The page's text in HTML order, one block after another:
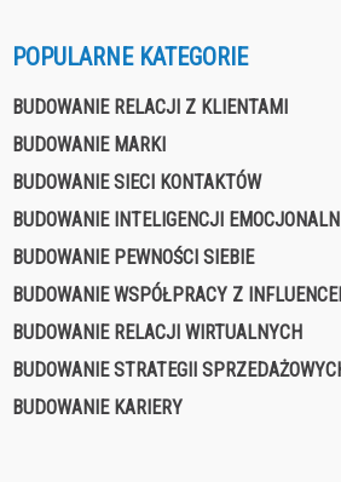
POPULARNE KATEGORIE
BUDOWANIE RELACJI Z KLIENTAMI
BUDOWANIE MARKI
BUDOWANIE SIECI KONTAKTÓW
BUDOWANIE INTELIGENCJI
BUDOWANIE PEWNOŚCI SIEBIE
BUDOWANIE WSPÓŁPRACY Z
BUDOWANIE RELACJI WIRTUALNYCH
BUDOWANIE STRATEGII
BUDOWANIE KARIERY